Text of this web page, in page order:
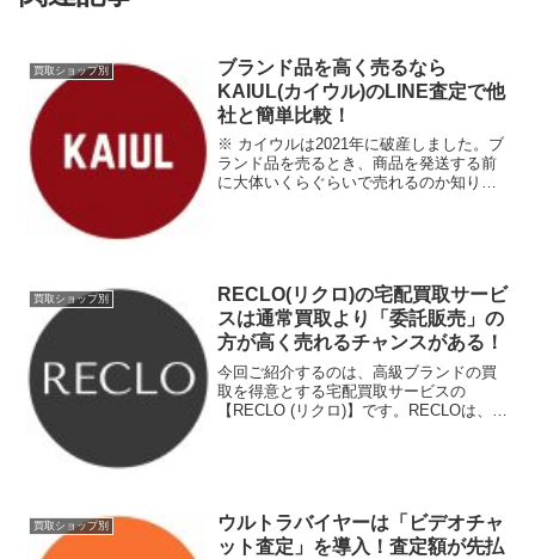
買取ショップ別
ブランド品を高く売るなら
KAIUL(カイウル)のLINE査定で他
社と簡単比較！
※ カイウルは2021年に破産しました。ブ
ランド品を売るとき、商品を発送する前
に大体いくらぐらいで売れるのか知りた
買取ショップ別
RECLO(リクロ)の宅配買取サービ
スは通常買取より「委託販売」の
方が高く売れるチャンスがある！
今回ご紹介するのは、高級ブランドの買
取を得意とする宅配買取サービスの
【RECLO (リクロ)】です。RECLOは、
買取ショップ別
ウルトラバイヤーは「ビデオチャ
ット査定」を導入！査定額が先払